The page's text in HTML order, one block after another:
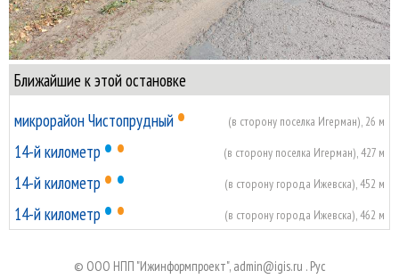
Ближайшие к этой остановке
микрорайон Чистопрудный • (в сторону поселка Игерман), 26 м
14-й километр •• (в сторону поселка Игерман), 427 м
14-й километр •• (в сторону города Ижевска), 452 м
14-й километр •• (в сторону города Ижевска), 462 м
© ООО НПП "Ижинформпроект", admin@igis.ru . Руc